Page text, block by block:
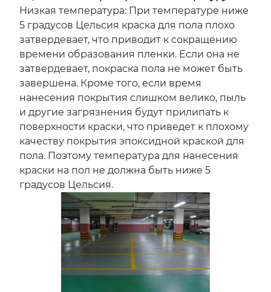
Низкая температура: При температуре ниже
5 градусов Цельсия краска для пола плохо
затвердевает, что приводит к сокращению
времени образования пленки. Если она не
затвердевает, покраска пола не может быть
завершена. Кроме того, если время
нанесения покрытия слишком велико, пыль
и другие загрязнения будут прилипать к
поверхности краски, что приведет к плохому
качеству покрытия эпоксидной краской для
пола. Поэтому температура для нанесения
краски на пол не должна быть ниже 5
градусов Цельсия.